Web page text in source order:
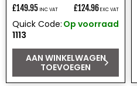
Normale
prijs
£149.95 INC VAT £124.96 EXC VAT
Quick Code:
1113
Op voorraad
AAN WINKELWAGEN
TOEVOEGEN